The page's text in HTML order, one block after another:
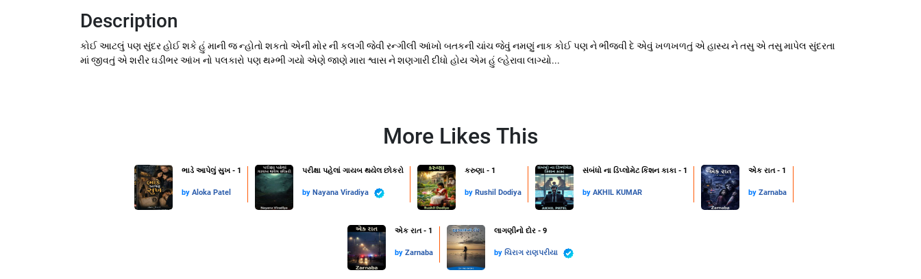
Description
કોઈ આટલું પણ સુંદર હોઈ શકે હું માની જ ન્હોતો શકતો એની મોર ની કલગી જેવી રન્ગીલી આંખો બતકની ચાંચ જેવું નમણું નાક કોઈ પણ ને ભીંજવી દે એવું ખળખળતું એ હાસ્ય ને તસુ એ તસુ માપેલ સુંદરતા
માં જીવતું એ શરીર ઘડીભર આંખ નો પલકારો પણ થમ્ભી ગયો એણે જાણે મારા શ્વાસ ને શણગારી દીધો હોય એમ હું લ્હેરાવા લાગ્યો...
More Likes This
ભાડે આપેલું સુખ - 1
by Aloka Patel
પરીક્ષા પહેલાં ગાયબ થયેલ છોકરો
by Nayana Viradiya
કરુણા - 1
by Rushil Dodiya
સંબંધો ના ડિપ્લોમેટ કિશન કાકા - 1
by AKHIL KUMAR
એક રાત - 1
by Zarnaba
એક રાત - 1
by Zarnaba
લાગણીનો દોર - 9
by ચિરાગ રાણપરીયા